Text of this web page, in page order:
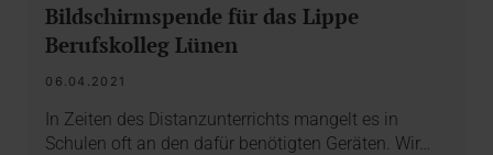
Bildschirmspende für das Lippe
Berufskolleg Lünen
06.04.2021
In Zeiten des Distanzunterrichts mangelt es in
Schulen oft an den dafür benötigten Geräten. Wir…